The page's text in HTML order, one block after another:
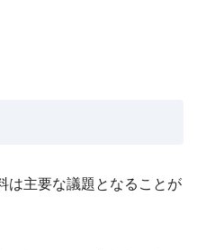
は主要な議題となることが